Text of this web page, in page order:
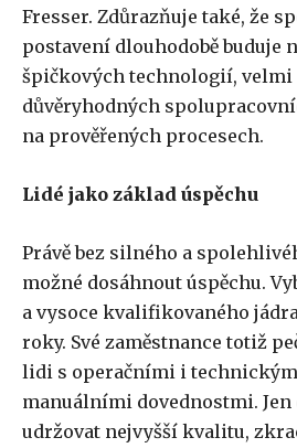
Fresser. Zdůrazňuje také, že
postavení dlouhodobě buduje
špičkových technologií, velmi
důvěryhodných
na prověřených procesech.
Lidé jako základ úspěchu
Právě bez silného a
možné dosáhnout úspěchu.
a vysoce kvalifikovaného
roky. Své zaměstnance totiž
lidi s operačními i
manuálními dovednostmi.
udržovat nejvyšší kvalitu,